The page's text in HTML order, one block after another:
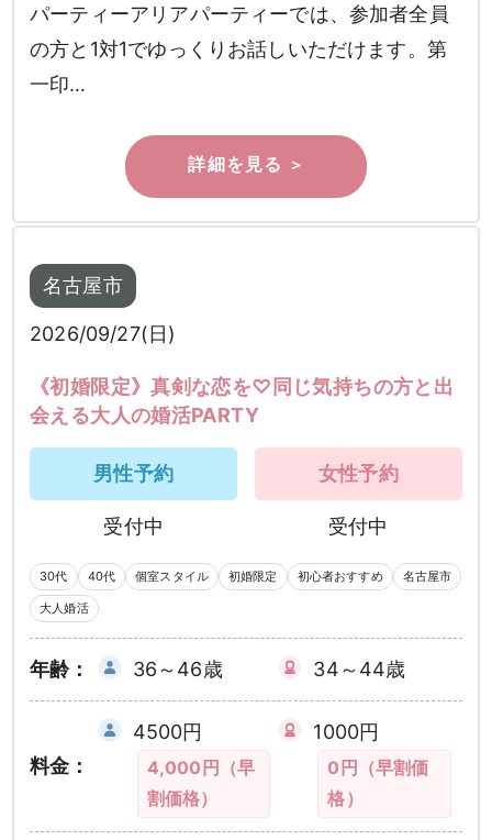
パーティーアリアパーティーでは、参加者全員
の方と1対1でゆっくりお話しいただけます。第
一印…
名古屋市
2026/09/27(日)
《初婚限定》真剣な恋を♡同じ気持ちの方と出
会える大人の婚活PARTY
男性予約
受付中
女性予約
受付中
30代 40代 個室スタイル 初婚限定 初心者おすすめ 名古屋市
大人婚活
年齢： 36～46歳 34～44歳
料金：
4500円
4,000円（早
割価格）
1000円
0円（早割価
格）